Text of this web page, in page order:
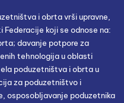
i obrta vrši upravne,
koji se odnose na:
davanje potpore za
tehnologija u oblasti
poduzetništva i obrta u
za poduzetništvo i
osposobljavanje poduzetnika